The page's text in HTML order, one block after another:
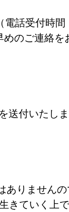
（電話受付時
のご連絡を
付いたし
りません
きていく上